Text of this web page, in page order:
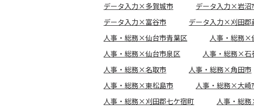
データ入力×多賀城市
データ入力×岩沼
データ入力×富谷市
データ入力×刈田郡
人事・総務×仙台市青葉区
人事・総務×
人事・総務×仙台市泉区
人事・総務×石
人事・総務×名取市
人事・総務×角田市
人事・総務×東松島市
人事・総務×大崎
人事・総務×刈田郡七ケ宿町
人事・総